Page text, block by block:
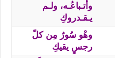
وأتـباعُـه، ولـم
يـقـدروكِ
وهْو سُورٌ مِن كلّ
رجسٍ يقيكِ